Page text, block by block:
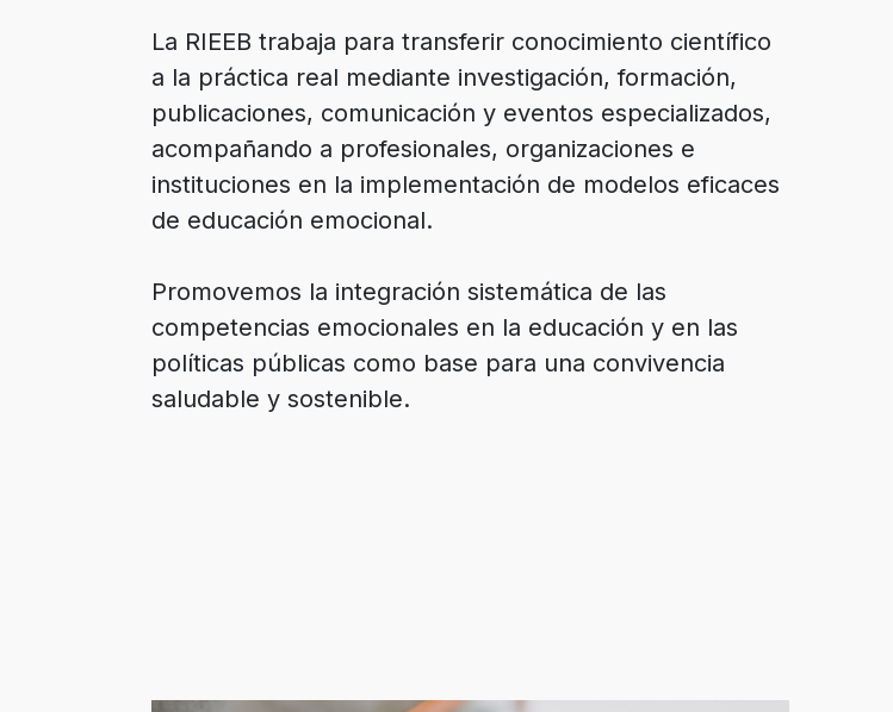
La RIEEB trabaja para transferir conocimiento científico
a la práctica real mediante investigación, formación,
publicaciones, comunicación y eventos especializados,
acompañando a profesionales, organizaciones e
instituciones en la implementación de modelos eficaces
de educación emocional.
Promovemos la integración sistemática de las
competencias emocionales en la educación y en las
políticas públicas como base para una convivencia
saludable y sostenible.